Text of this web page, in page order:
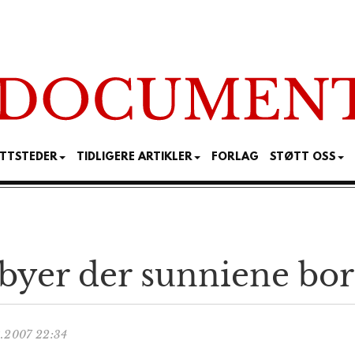
TIDLIGERE ARTIKLER FORLAG STØTT OSS
der sunniene bor
22:34